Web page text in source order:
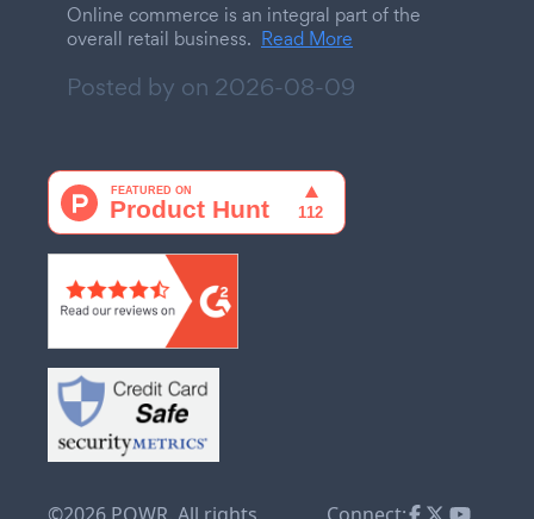
Online commerce is an integral part of the
overall retail business. Read More
Posted by on 2026-08-09